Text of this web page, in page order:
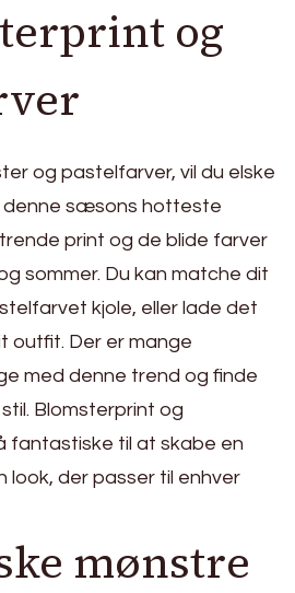
og
og pastelfarver, vil du elske
sæsons hotteste
print og de blide farver
sommer. Du kan matche dit
kjole, eller lade det
outfit. Der er mange
med denne trend og finde
Blomsterprint og
fantastiske til at skabe en
look, der passer til enhver
mønstre